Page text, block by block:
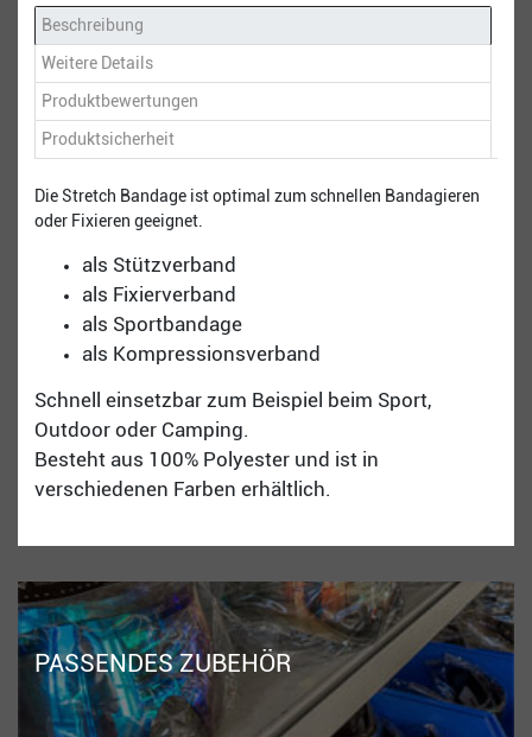
Beschreibung
Weitere Details
Produktbewertungen
Produktsicherheit
Die Stretch Bandage ist optimal zum schnellen Bandagieren
oder Fixieren geeignet.
als Stützverband
als Fixierverband
als Sportbandage
als Kompressionsverband
Schnell einsetzbar zum Beispiel beim Sport,
Outdoor oder Camping.
Besteht aus 100% Polyester und ist in
verschiedenen Farben erhältlich.
PASSENDES ZUBEHÖR